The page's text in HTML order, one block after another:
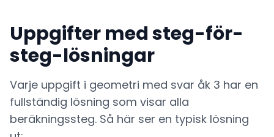
Uppgifter med steg-för-
steg-lösningar
Varje uppgift i geometri med svar åk 3 har en
fullständig lösning som visar alla
beräkningssteg. Så här ser en typisk lösning